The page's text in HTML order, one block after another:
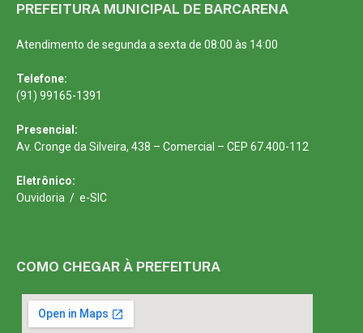
PREFEITURA MUNICIPAL DE BARCARENA
Atendimento de segunda a sexta de 08:00 às 14:00
Telefone:
(91) 99165-1391
Presencial:
Av. Cronge da Silveira, 438 – Comercial – CEP 67.400-112
Eletrônico:
Ouvidoria / e-SIC
COMO CHEGAR À PREFEITURA